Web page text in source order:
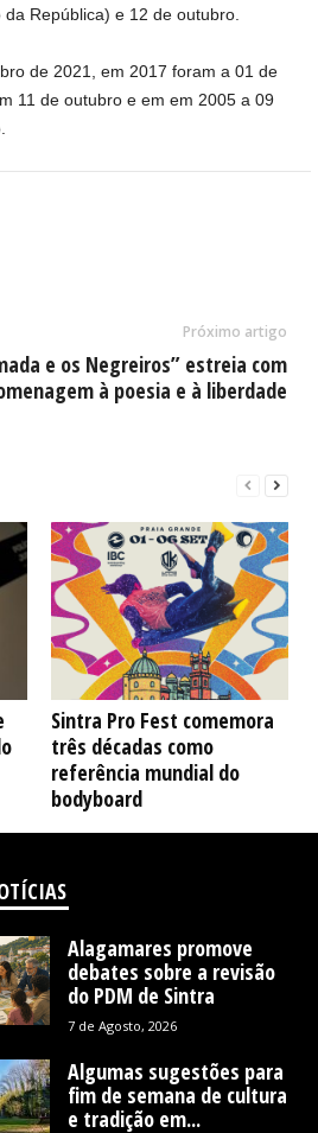
República) e 12 de outubro.
de 2021, em 2017 foram a 01 de
11 de outubro e em em 2005 a 09
Próximo artigo
e os Negreiros” estreia com
à poesia e à liberdade
Sintra Pro Fest comemora
três décadas como
referência mundial do
bodyboard
Alagamares promove
debates sobre a revisão
do PDM de Sintra
7 de Agosto, 2026
Algumas sugestões para
fim de semana de cultura
e tradição em...